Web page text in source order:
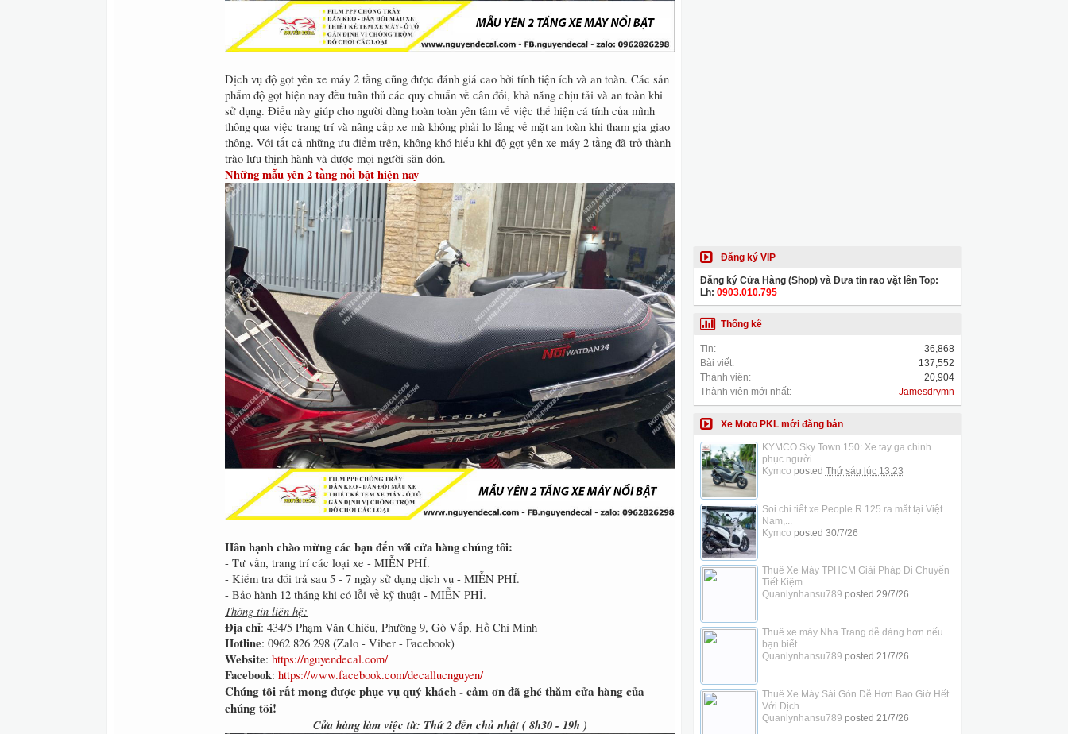
Dịch vụ độ gọt yên xe máy 2 tầng cũng được đánh giá cao bởi tính tiện ích và an toàn. Các sản
phẩm độ gọt hiện nay đều tuân thủ các quy chuẩn về cân đối, khả năng chịu tải và an toàn khi
sử dụng. Điều này giúp cho người dùng hoàn toàn yên tâm về việc thể hiện cá tính của mình
thông qua việc trang trí và nâng cấp xe mà không phải lo lắng về mặt an toàn khi tham gia giao
thông. Với tất cả những ưu điểm trên, không khó hiểu khi độ gọt yên xe máy 2 tầng đã trở thành
trào lưu thịnh hành và được mọi người săn đón.
Những mẫu yên 2 tầng nổi bật hiện nay
Hân hạnh chào mừng các bạn đến với cửa hàng chúng tôi:
- Tư vấn, trang trí các loại xe - MIỄN PHÍ.
- Kiểm tra đổi trả sau 5 - 7 ngày sử dụng dịch vụ - MIỄN PHÍ.
- Bảo hành 12 tháng khi có lỗi về kỹ thuật - MIỄN PHÍ.
Thông tin liên hệ:
Địa chỉ: 434/5 Phạm Văn Chiêu, Phường 9, Gò Vấp, Hồ Chí Minh
Hotline: 0962 826 298 (Zalo - Viber - Facebook)
Website: https://nguyendecal.com/
Facebook: https://www.facebook.com/decallucnguyen/
Chúng tôi rất mong được phục vụ quý khách - cảm ơn đã ghé thăm cửa hàng của
chúng tôi!
Cửa hàng làm việc từ: Thứ 2 đến chủ nhật ( 8h30 - 19h )
Đăng ký VIP
Đăng ký Cửa Hàng (Shop) và Đưa tin rao vặt lên Top:
Lh: 0903.010.795
Thống kê
Tin:
36,868
Bài viết:
137,552
Thành viên:
20,904
Thành viên mới nhất:
Jamesdrymn
Xe Moto PKL mới đăng bán
KYMCO Sky Town 150: Xe tay ga chinh
phục người...
Kymco posted Thứ sáu lúc 13:23
Soi chi tiết xe People R 125 ra mắt tại Việt
Nam,...
Kymco posted 30/7/26
Thuê Xe Máy TPHCM Giải Pháp Di Chuyển
Tiết Kiệm
Quanlynhansu789 posted 29/7/26
Thuê xe máy Nha Trang dễ dàng hơn nếu
bạn biết...
Quanlynhansu789 posted 21/7/26
Thuê Xe Máy Sài Gòn Dễ Hơn Bao Giờ Hết
Với Dịch...
Quanlynhansu789 posted 21/7/26